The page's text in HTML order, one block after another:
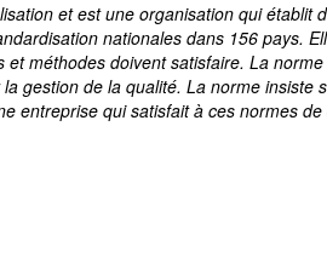
et est une organisation qui établit
nationales dans 156 pays.
méthodes doivent satisfaire. La
gestion de la qualité. La norme insiste
entreprise qui satisfait à ces normes